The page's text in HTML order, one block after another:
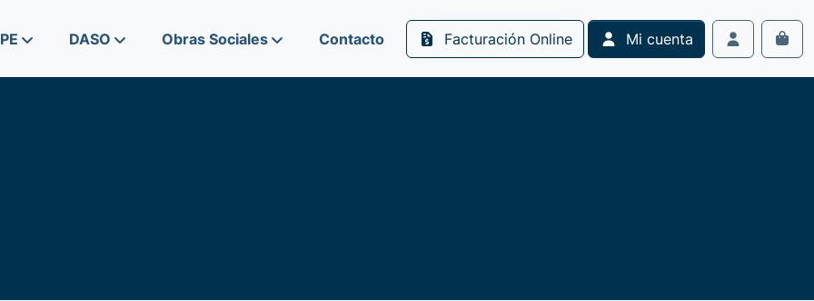
DASO Obras Sociales Contacto Facturación Online
Mi cuenta
Account
Cart